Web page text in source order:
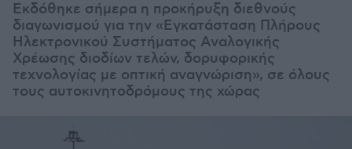
Εκδόθηκε σήμερα η προκήρυξη διεθνούς
διαγωνισμού για την «Εγκατάσταση Πλήρους
Ηλεκτρονικού Συστήματος Αναλογικής
Χρέωσης διοδίων τελών, δορυφορικής
τεχνολογίας με οπτική αναγνώριση», σε όλους
τους αυτοκινητοδρόμους της χώρας